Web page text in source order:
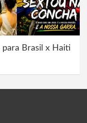
para Brasil x Haiti